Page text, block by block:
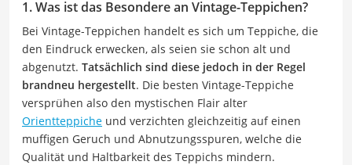
1. Was ist das Besondere an Vintage-Teppichen?
Bei Vintage-Teppichen handelt es sich um Teppiche, die
den Eindruck erwecken, als seien sie schon alt und
abgenutzt. Tatsächlich sind diese jedoch in der Regel
brandneu hergestellt. Die besten Vintage-Teppiche
versprühen also den mystischen Flair alter
Orientteppiche und verzichten gleichzeitig auf einen
muffigen Geruch und Abnutzungsspuren, welche die
Qualität und Haltbarkeit des Teppichs mindern.